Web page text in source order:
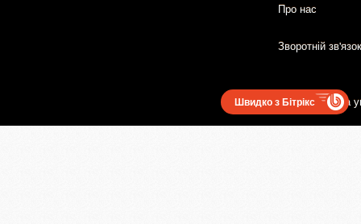
Про нас
Зворотній зв'язок
Користувацька
Швидко з Бітрікс